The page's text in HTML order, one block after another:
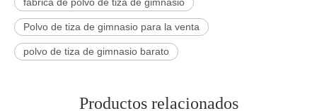
Polvo de tiza de gimnasio para la venta
polvo de tiza de gimnasio barato
Productos relacionados